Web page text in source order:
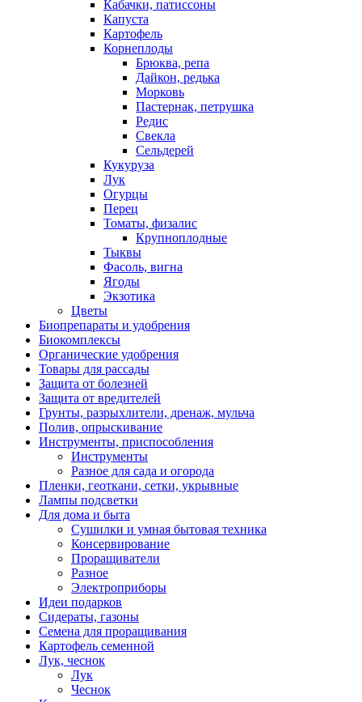
Кабачки, патиссоны
Капуста
Картофель
Корнеплоды
Брюква, репа
Дайкон, редька
Морковь
Пастернак, петрушка
Редис
Свекла
Сельдерей
Кукуруза
Лук
Огурцы
Перец
Томаты, физалис
Крупноплодные
Тыквы
Фасоль, вигна
Ягоды
Экзотика
Цветы
Биопрепараты и удобрения
Биокомплексы
Органические удобрения
Товары для рассады
Защита от болезней
Защита от вредителей
Грунты, разрыхлители, дренаж, мульча
Полив, опрыскивание
Инструменты, приспособления
Инструменты
Разное для сада и огорода
Пленки, геоткани, сетки, укрывные
Лампы подсветки
Для дома и быта
Сушилки и умная бытовая техника
Консервирование
Проращиватели
Разное
Электроприборы
Идеи подарков
Сидераты, газоны
Семена для проращивания
Картофель семенной
Лук, чеснок
Лук
Чеснок